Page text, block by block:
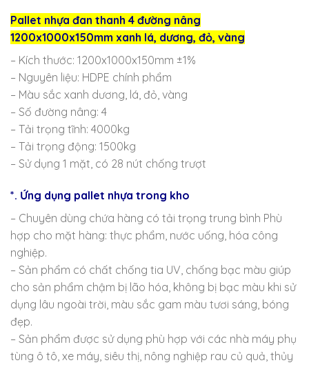
Pallet nhựa đan thanh 4 đường nâng
1200x1000x150mm xanh lá, dương, đỏ, vàng
– Kích thước: 1200x1000x150mm ±1%
– Nguyên liệu: HDPE chính phẩm
– Màu sắc xanh dương, lá, đỏ, vàng
– Số đường nâng: 4
– Tải trọng tĩnh: 4000kg
– Tải trọng động: 1500kg
– Sử dụng 1 mặt, có 28 nút chống trượt
*. Ứng dụng pallet nhựa trong kho
– Chuyên dùng chứa hàng có tải trọng trung bình Phù
hợp cho mặt hàng: thực phẩm, nước uống, hóa công
nghiệp.
– Sản phẩm có chất chống tia UV, chống bạc màu giúp
cho sản phẩm chậm bị lão hóa, không bị bạc màu khi sử
dụng lâu ngoài trời, màu sắc gam màu tươi sáng, bóng
đẹp.
– Sản phẩm được sử dụng phù hợp với các nhà máy phụ
tùng ô tô, xe máy, siêu thị, nông nghiệp rau củ quả, thủy